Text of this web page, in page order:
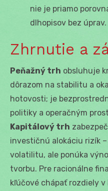
nie je priamo
dlhopisov bez úprav.
Zhrnutie a
Peňažný trh obsluhuje
dôrazom na stabilitu a
hotovosti; je
politiky a operačným
Kapitálový trh
investičnú alokáciu rizík
volatilitu, ale ponúka
tvorbu. Pre racionálne
kľúčové chápať rozdiely